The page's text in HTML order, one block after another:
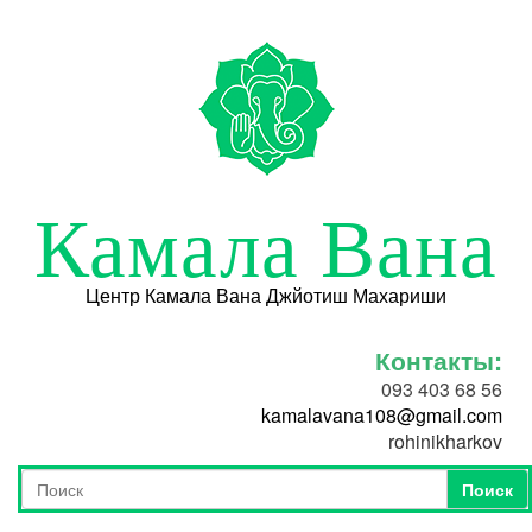
Камала Вана
Центр Камала Вана Джйотиш Махариши
Контакты:
093 403 68 56
kamalavana108@gmail.com
rohinikharkov
Форма поиска
Поиск